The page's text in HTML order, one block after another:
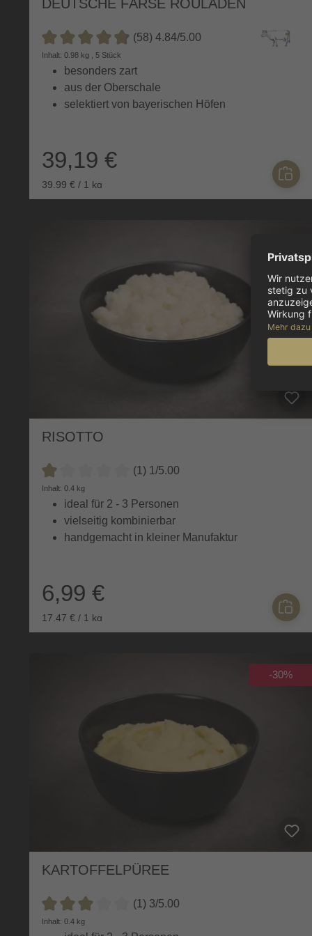
DEUTSCHE FÄRSE ROULADEN
Durchschnittliche Bewertung von 4.8 von 5 Sternen
(58) 4.84/5.00
Inhalt: 0.98 kg , 5 Stück
besonders zart
aus der Oberschale
selektiert von bayerischen Höfen
39,19 €
39,99 € / 1 kg
RISOTTO
Durchschnittliche Bewertung von 1 von 5 Sternen
(1) 1/5.00
Inhalt: 0.4 kg
ideal für 2 - 3 Personen
vielseitig kombinierbar
handgemacht in kleiner Manufaktur
6,99 €
17,47 € / 1 kg
-30%
KARTOFFELPÜREE
Durchschnittliche Bewertung von 3 von 5 Sternen
(1) 3/5.00
Inhalt: 0.4 kg